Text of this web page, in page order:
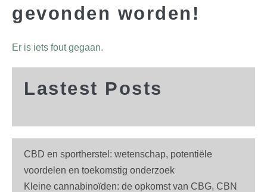
gevonden worden!
Er is iets fout gegaan.
Lastest Posts
CBD en sportherstel: wetenschap, potentiële
voordelen en toekomstig onderzoek
Kleine cannabinoïden: de opkomst van CBG, CBN